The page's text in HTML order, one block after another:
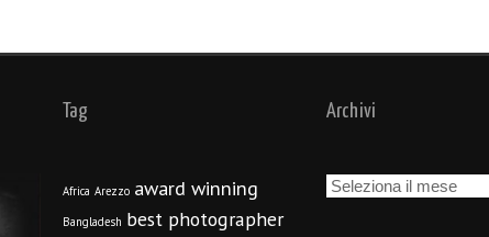
Tag
Africa Arezzo award winning
Bangladesh best photographer
Archivi
Archivi